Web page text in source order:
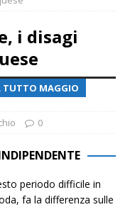
i disagi
TUTTO MAGGIO
0
periodo difficile in
fa la differenza sulle